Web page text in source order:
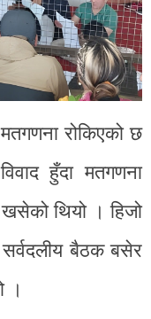
रोकिएको छ
हुँदा मतगणना
थियो । हिजो
बैठक बसेर
।